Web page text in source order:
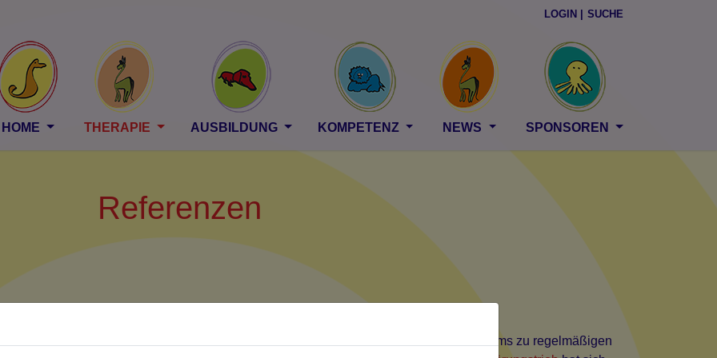
LOGIN | SUCHE
HOME THERAPIE AUSBILDUNG KOMPETENZ NEWS SPONSOREN
Referenzen
) kommt seit Beginn des Kinderzentrums zu regelmäßigen